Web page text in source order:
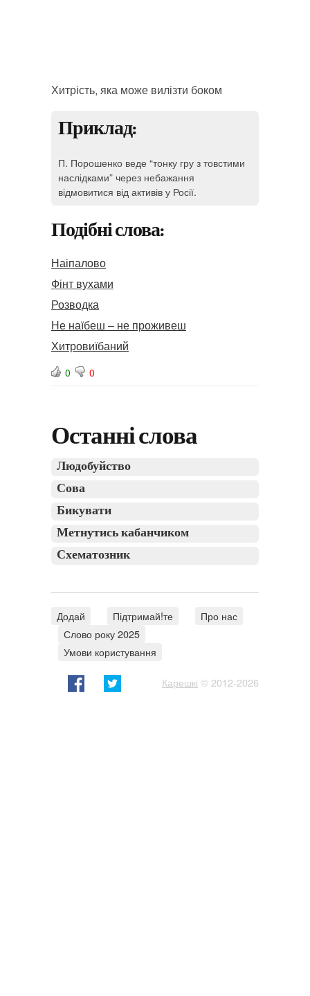
Хитрість, яка може вилізти боком
Приклад:
П. Порошенко веде “тонку гру з товстими
наслідками” через небажання
відмовитися від активів у Росії.
Подібні слова:
Наіпалово
Фінт вухами
Розводка
Не наїбеш – не проживеш
Хитровиїбаний
0 0
Останні слова
Людобуйство
Сова
Бикувати
Метнутись кабанчиком
Схематозник
Додай Підтримай!те
Про нас
Слово року 2025
Умови користування
Карешкі © 2012-2026